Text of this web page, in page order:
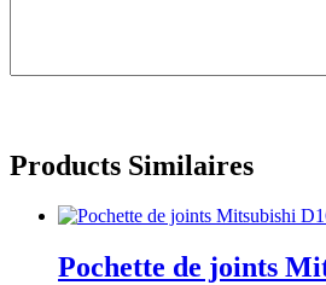
Products Similaires
Pochette de joints